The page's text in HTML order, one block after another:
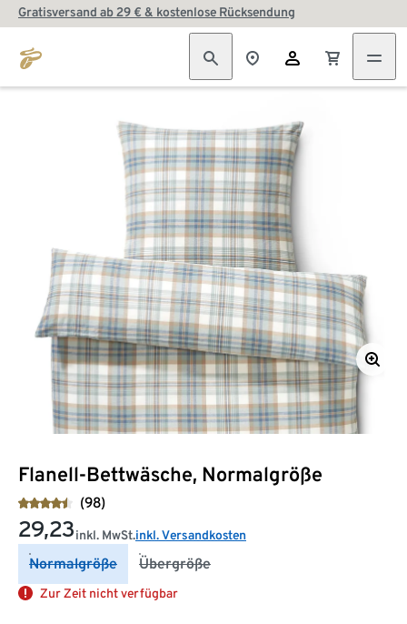
Gratisversand ab 29 € & kostenlose Rücksendung
Flanell-Bettwäsche, Normalgröße
(98)
29,23inkl. MwSt.inkl. Versandkosten
Normalgröße Übergröße
Zur Zeit nicht verfügbar